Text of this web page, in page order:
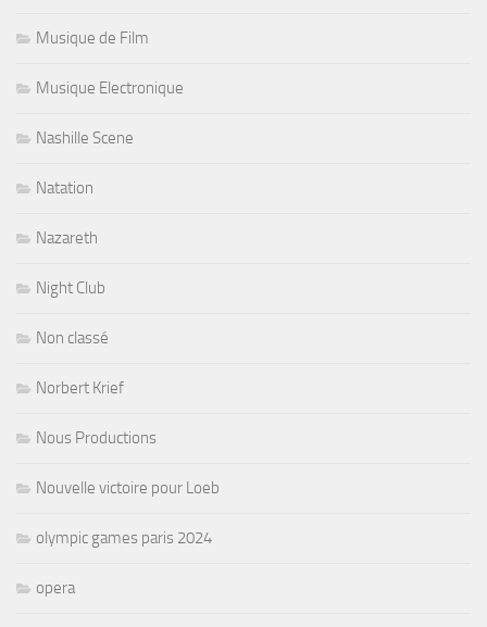
Musique de Film
Musique Electronique
Nashille Scene
Natation
Nazareth
Night Club
Non classé
Norbert Krief
Nous Productions
Nouvelle victoire pour Loeb
olympic games paris 2024
opera